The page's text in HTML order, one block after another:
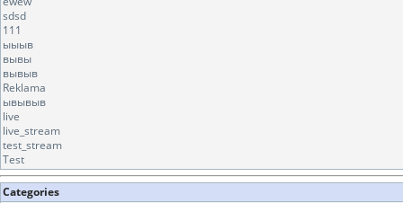
sdsd
111
ыыыв
вывы
вывыв
Reklama
ывывыв
live
live_stream
test_stream
Test
Categories